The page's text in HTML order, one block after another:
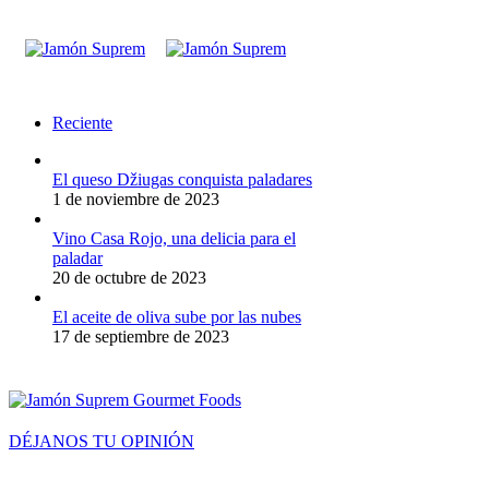
Reciente
El queso Džiugas conquista paladares
1 de noviembre de 2023
Vino Casa Rojo, una delicia para el
paladar
20 de octubre de 2023
El aceite de oliva sube por las nubes
17 de septiembre de 2023
DÉJANOS TU OPINIÓN